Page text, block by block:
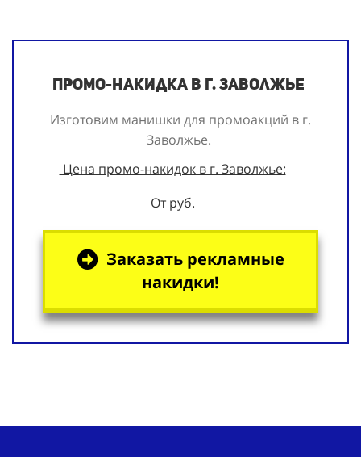
Промо-накидка в г. Заволжье
Изготовим манишки для промоакций в г.
Заволжье.
Цена промо-накидок в г. Заволжье:
От руб.
Заказать рекламные
накидки!